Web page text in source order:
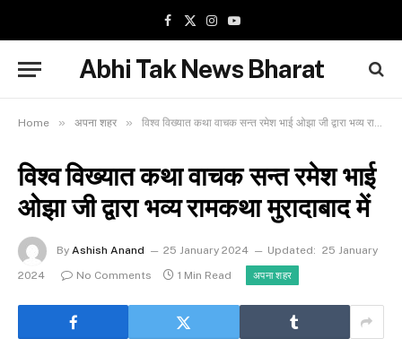
Facebook
X
Instagram
YouTube
Abhi Tak News Bharat
Home » अपना शहर » विश्व विख्यात कथा वाचक सन्त रमेश भाई ओझा जी द्वारा भव्य रामकथा मुरादाबाद में
विश्व विख्यात कथा वाचक सन्त रमेश भाई
ओझा जी द्वारा भव्य रामकथा मुरादाबाद में
By Ashish Anand 25 January 2024 Updated: 25 January
2024
No Comments 1 Min Read अपना शहर